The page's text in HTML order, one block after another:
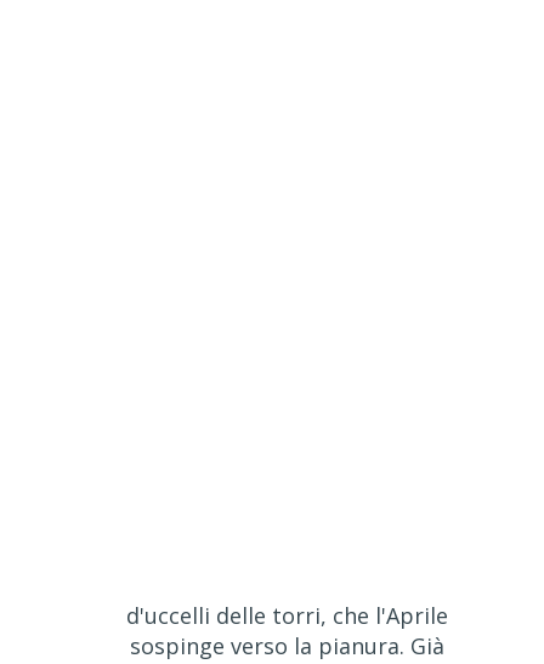
d'uccelli delle torri, che l'Aprile
sospinge verso la pianura. Già